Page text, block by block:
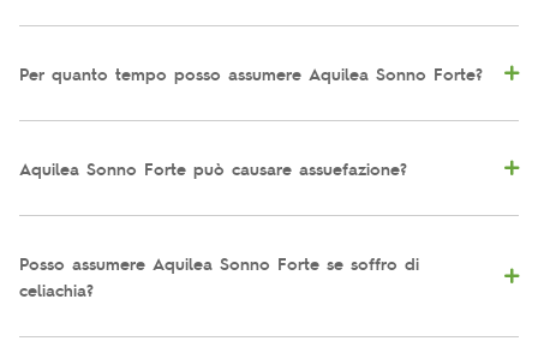
Per quanto tempo posso assumere Aquilea Sonno Forte?
Aquilea Sonno Forte può causare assuefazione?
Posso assumere Aquilea Sonno Forte se soffro di
celiachia?